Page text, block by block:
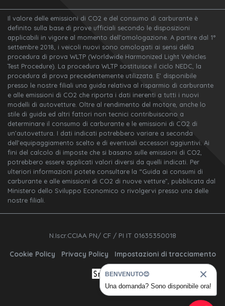
Il valore delle emissioni di CO2 e del consumo di carburante è
definito sulla base di prove ufficiali secondo le disposizioni
applicabili in vigore al momento dell'omologazione. A partire dal 1°
settembre 2018, i veicoli nuovi sono omologati ai sensi della
procedura di prova WLTP (Worldwide Harmonized Light Vehicles
Test Procedure). La procedura WLTP sostituisce il ciclo NEDC, la
procedura di prova precedentemente utilizzata. E’ disponibile
presso le nostre filiali una guida relativa al risparmio di carburante
e alle emissioni di CO2 che riporta i dati inerenti a tutti i nuovi
modelli di autovetture. Oltre al rendimento del motore, anche lo
stile di guida ed altri fattori non tecnici contribuiscono a
determinare il consumo di carburante e le emissioni di CO2 di
un’autovettura. I dati indicati potrebbero variare a seconda
dell’equipaggiamento scelto e di eventuali accessori aggiuntivi. Ai
fini del calcolo di imposte che si basano sulle emissioni di CO2,
potrebbero essere applicati valori diversi da quelli indicati. Per
ulteriori informazioni potete consultare la “Guida ai consumi di
carburante e alle emissioni di CO2 di nuove vetture”, pubblicata dal
Ministero dello Sviluppo Economico o rivolgervi presso una delle
nostre filiali.
N.Iscr.CCIAA PN/ CF / PI IT 01635350018
Cookie Policy Privacy Policy Impostazioni di tracciamento
BENVENUTO😊
Una domanda? Sono disponibile ora!